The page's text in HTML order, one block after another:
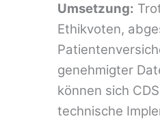
Umsetzung:
Ethikvoten,
genehmigter
können sich
technische